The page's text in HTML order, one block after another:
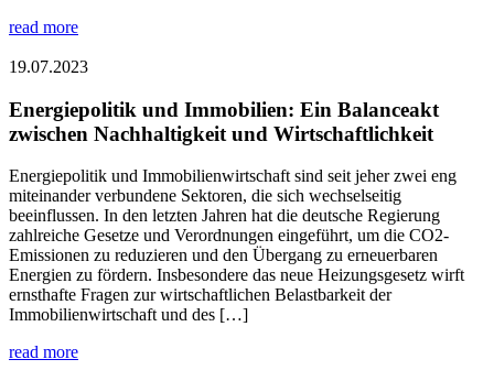
read more
19.07.2023
Energiepolitik und Immobilien: Ein Balanceakt
zwischen Nachhaltigkeit und Wirtschaftlichkeit
Energiepolitik und Immobilienwirtschaft sind seit jeher zwei eng
miteinander verbundene Sektoren, die sich wechselseitig
beeinflussen. In den letzten Jahren hat die deutsche Regierung
zahlreiche Gesetze und Verordnungen eingeführt, um die CO2-
Emissionen zu reduzieren und den Übergang zu erneuerbaren
Energien zu fördern. Insbesondere das neue Heizungsgesetz wirft
ernsthafte Fragen zur wirtschaftlichen Belastbarkeit der
Immobilienwirtschaft und des […]
read more